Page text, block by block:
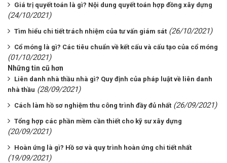
Giá trị quyết toán là gì? Nội dung quyết toán hợp đồng xây dựng
(24/10/2021)
Tìm hiểu chi tiết trách nhiệm của tư vấn giám sát (26/10/2021)
Cổ móng là gì? Các tiêu chuẩn về kết cấu và cấu tạo của cổ móng
(01/10/2021)
Những tin cũ hơn
Liên danh nhà thầu nhà gì? Quy định của pháp luật về liên danh
nhà thầu (28/09/2021)
Cách làm hồ sơ nghiệm thu công trình đầy đủ nhất (26/09/2021)
Tổng hợp các phần mềm cần thiết cho kỹ sư xây dựng
(20/09/2021)
Hoàn ứng là gì? Hồ sơ và quy trình hoàn ứng chi tiết nhất
(19/09/2021)